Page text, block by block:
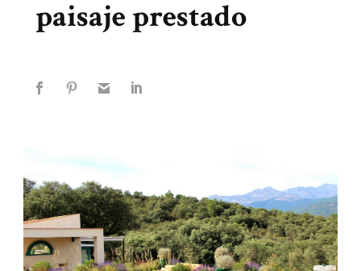
paisaje prestado